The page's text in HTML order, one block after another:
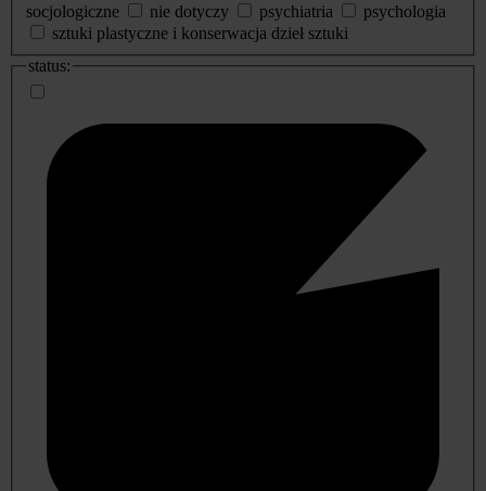
socjologiczne
nie dotyczy psychiatria
psychologia
sztuki plastyczne i konserwacja dzieł sztuki
status: